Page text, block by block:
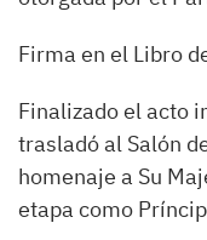
Firma en el Libro
Finalizado el acto
trasladó al Salón
homenaje a Su
etapa como